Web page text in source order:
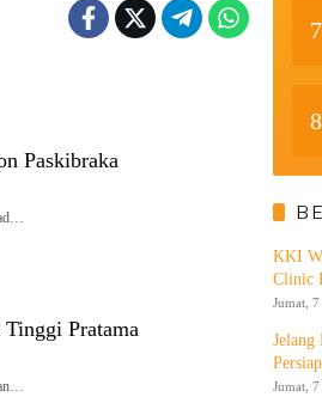
Paskibraka
Pratama
7
8
KKI
Clinic
Jumat,
Jelang
Jumat,